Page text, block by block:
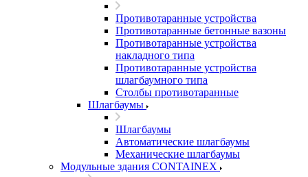
Противотаранные устройства
Противотаранные бетонные вазоны
Противотаранные устройства
накладного типа
Противотаранные устройства
шлагбаумного типа
Столбы противотаранные
Шлагбаумы
Шлагбаумы
Автоматические шлагбаумы
Механические шлагбаумы
Модульные здания CONTAINEX